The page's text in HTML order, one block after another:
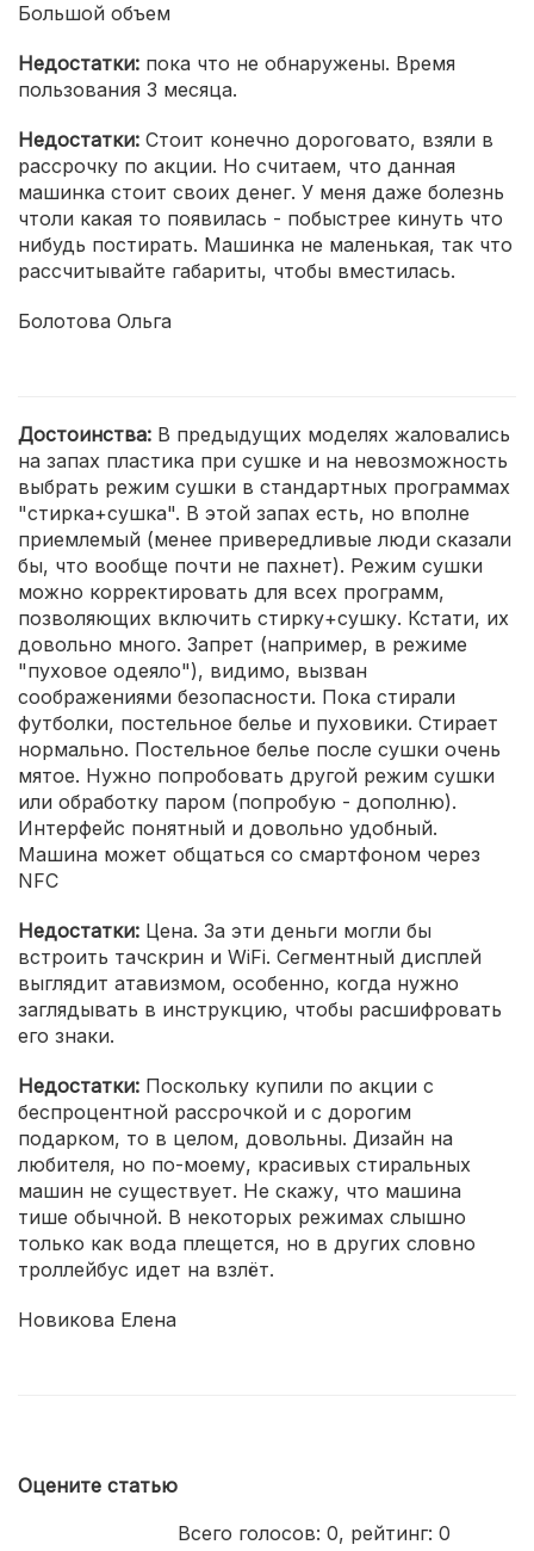
Большой объем
Недостатки: пока что не обнаружены. Время
пользования 3 месяца.
Недостатки: Стоит конечно дороговато, взяли в
рассрочку по акции. Но считаем, что данная
машинка стоит своих денег. У меня даже болезнь
чтоли какая то появилась - побыстрее кинуть что
нибудь постирать. Машинка не маленькая, так что
рассчитывайте габариты, чтобы вместилась.
Болотова Ольга
Достоинства: В предыдущих моделях жаловались
на запах пластика при сушке и на невозможность
выбрать режим сушки в стандартных программах
"стирка+сушка". В этой запах есть, но вполне
приемлемый (менее привередливые люди сказали
бы, что вообще почти не пахнет). Режим сушки
можно корректировать для всех программ,
позволяющих включить стирку+сушку. Кстати, их
довольно много. Запрет (например, в режиме
"пуховое одеяло"), видимо, вызван
соображениями безопасности. Пока стирали
футболки, постельное белье и пуховики. Стирает
нормально. Постельное белье после сушки очень
мятое. Нужно попробовать другой режим сушки
или обработку паром (попробую - дополню).
Интерфейс понятный и довольно удобный.
Машина может общаться со смартфоном через
NFC
Недостатки: Цена. За эти деньги могли бы
встроить тачскрин и WiFi. Сегментный дисплей
выглядит атавизмом, особенно, когда нужно
заглядывать в инструкцию, чтобы расшифровать
его знаки.
Недостатки: Поскольку купили по акции с
беспроцентной рассрочкой и с дорогим
подарком, то в целом, довольны. Дизайн на
любителя, но по-моему, красивых стиральных
машин не существует. Не скажу, что машина
тише обычной. В некоторых режимах слышно
только как вода плещется, но в других словно
троллейбус идет на взлёт.
Новикова Елена
Оцените статью
Всего голосов: 0, рейтинг: 0